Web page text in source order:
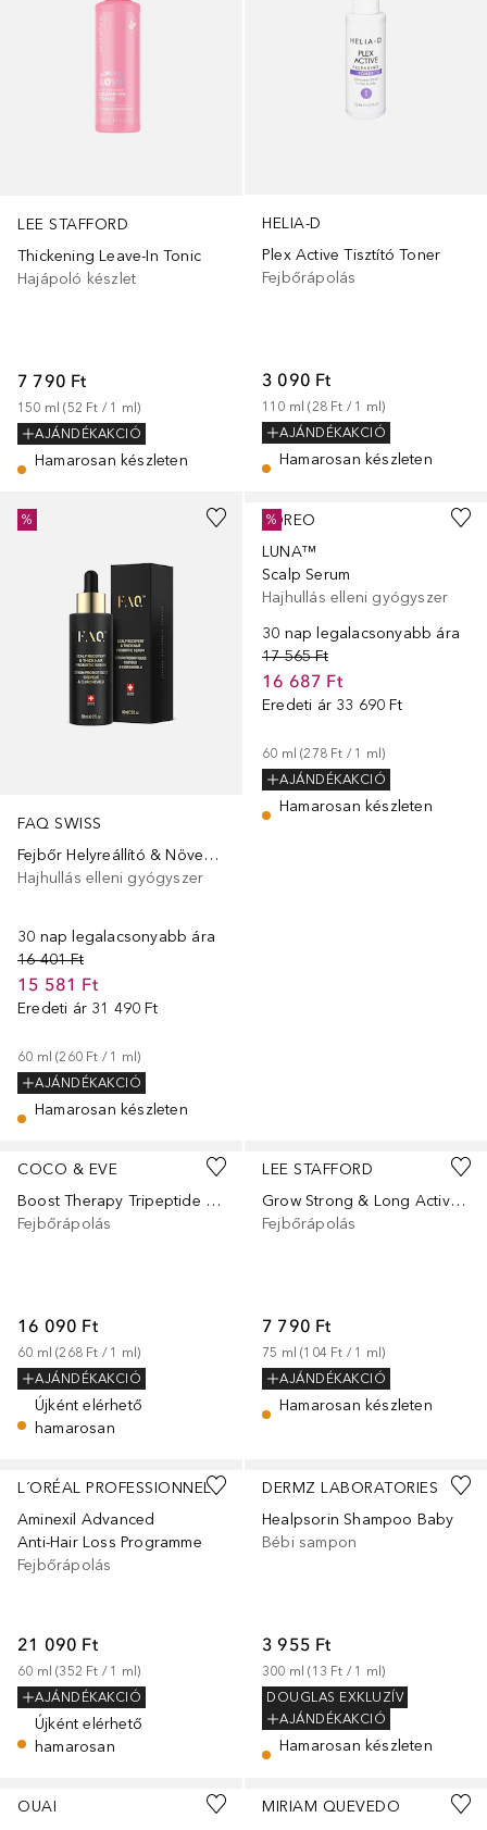
LEE STAFFORD
Thickening Leave-In Tonic
Hajápoló készlet
7 790 Ft
150 ml (52 Ft / 1 ml)
AJÁNDÉKAKCIÓ
Hamarosan készleten
HELIA-D
Plex Active Tisztító Toner
Fejbőrápolás
3 090 Ft
110 ml (28 Ft / 1 ml)
AJÁNDÉKAKCIÓ
Hamarosan készleten
FAQ SWISS
Fejbőr Helyreállító & Növekedést Serkentő Probiotikus
Hajhullás elleni gyógyszer
30 nap legalacsonyabb ára
16 401 Ft
15 581 Ft
Eredeti ár 31 490 Ft
60 ml (260 Ft / 1 ml)
AJÁNDÉKAKCIÓ
Hamarosan készleten
%
FOREO
LUNA™
Scalp Serum
Hajhullás elleni gyógyszer
30 nap legalacsonyabb ára
17 565 Ft
16 687 Ft
Eredeti ár 33 690 Ft
60 ml (278 Ft / 1 ml)
AJÁNDÉKAKCIÓ
Hamarosan készleten
%
COCO & EVE
Boost Therapy Tripeptide Hair Density Serum 50ml
Fejbőrápolás
16 090 Ft
60 ml (268 Ft / 1 ml)
AJÁNDÉKAKCIÓ
Újként elérhető
hamarosan
LEE STAFFORD
Grow Strong & Long Activation Scalp Serum
Fejbőrápolás
7 790 Ft
75 ml (104 Ft / 1 ml)
AJÁNDÉKAKCIÓ
Hamarosan készleten
L´ORÉAL PROFESSIONNEL
Aminexil Advanced
Anti-Hair Loss Programme
Fejbőrápolás
21 090 Ft
60 ml (352 Ft / 1 ml)
AJÁNDÉKAKCIÓ
Újként elérhető
hamarosan
DERMZ LABORATORIES
Healpsorin Shampoo Baby
Bébi sampon
3 955 Ft
300 ml (13 Ft / 1 ml)
DOUGLAS EXKLUZÍV
AJÁNDÉKAKCIÓ
Hamarosan készleten
OUAI
MIRIAM QUEVEDO